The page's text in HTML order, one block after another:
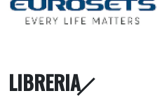
LIBRERIA